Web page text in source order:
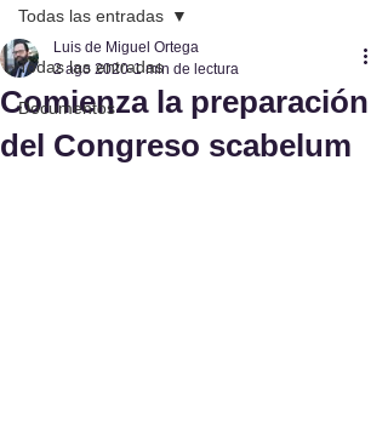
Todas las entradas
Documentos
Todas las entradas
Comienza la preparación
del Congreso scabelum
Luis de Miguel Ortega
2 ago 2020 1 min de lectura